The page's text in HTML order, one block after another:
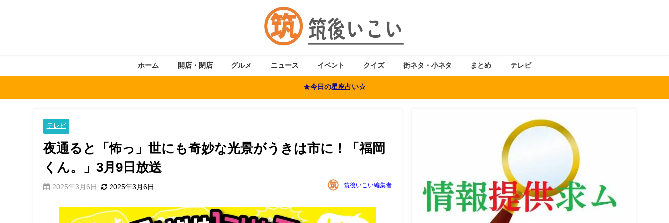
ホーム 開店・閉店 グルメ ニュース イベント クイズ 街ネタ・小ネタ まとめ テレビ
★今日の星座占い☆
テレビ
夜通ると「怖っ」世にも奇妙な光景がうきは市に！「福岡
くん。」3月9日放送
2025年3月6日 2025年3月6日 筑後いこい編集者